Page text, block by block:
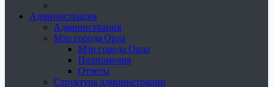
Администрация
Администрация
Мэр города Орла
Мэр города Орла
Полномочия
Отчеты
Структура администрации